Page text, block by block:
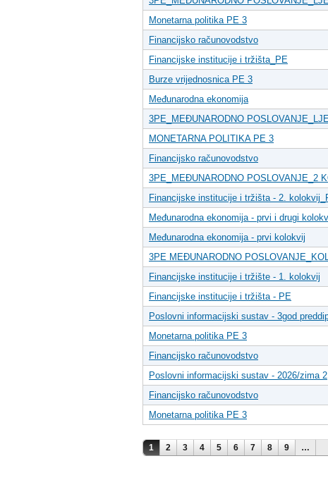
Monetarna politika PE 3
Financijsko računovodstvo
Financijske institucije i tržišta_PE
Burze vrijednosnica PE 3
Međunarodna ekonomija
3PE_MEĐUNARODNO
MONETARNA POLITIKA PE 3
Financijsko računovodstvo
3PE_MEĐUNARODNO POSLOVANJE_2
Financijske institucije i tržišta - 2.
Međunarodna ekonomija - prvi i drugi
Međunarodna ekonomija - prvi kolokvij
3PE MEĐUNARODNO
Financijske institucije i tržište - 1. kolokvij
Financijske institucije i tržišta - PE
Poslovni informacijski sustav - 3god
Monetarna politika PE 3
Financijsko računovodstvo
Poslovni informacijski sustav - 2026/zima 2
Financijsko računovodstvo
Monetarna politika PE 3
Pages
1 2 3 4 5 6 7 8 9 …